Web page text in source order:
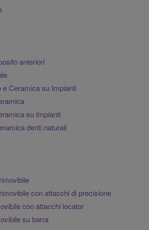
anteriori
e Ceramica su Impianti
su Impianti
denti naturali
con attacchi di precisione
con attacchi locator
su barra